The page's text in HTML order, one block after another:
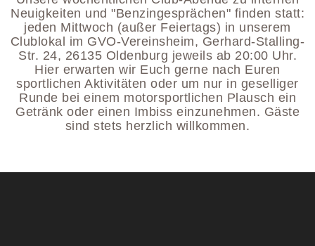
Neuigkeiten und "Benzingesprächen" finden statt:
jeden Mittwoch (außer Feiertags) in unserem
Clublokal im GVO-Vereinsheim, Gerhard-Stalling-
Str. 24, 26135 Oldenburg jeweils ab 20:00 Uhr.
Hier erwarten wir Euch gerne nach Euren
sportlichen Aktivitäten oder um nur in geselliger
Runde bei einem motorsportlichen Plausch ein
Getränk oder einen Imbiss einzunehmen. Gäste
sind stets herzlich willkommen.